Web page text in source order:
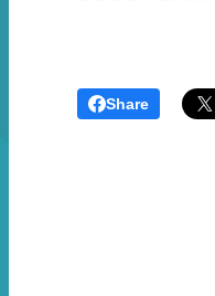
Share